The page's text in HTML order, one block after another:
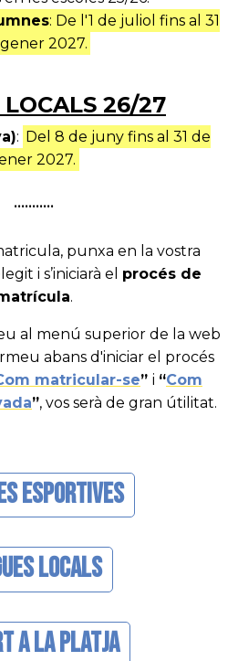
: De l'1 de juliol fins al 31
2027.
LOCALS 26/27
: Del 8 de juny fins al 31 de
2027.
•••••••••••
punxa en la vostra
i s’iniciarà el procés de
.
al menú superior de la web
abans d'iniciar el procés
matricular-se” i “Com
”, vos serà de gran útilitat.
Esportives
Locals
a la Platja